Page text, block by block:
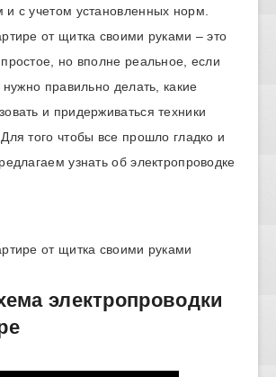
и с учетом установленных норм.
от щитка своими руками – это
но вполне реальное, если
нужно правильно делать, какие
и придерживаться техники
того чтобы все прошло гладко и
узнать об электропроводке
от щитка своими руками
электропроводки